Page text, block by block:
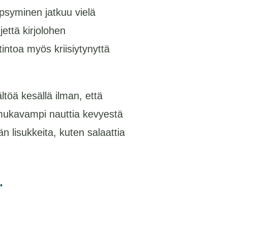
jatkuu vielä
kirjolohen
myös kriisiytynyttä
kesällä ilman, että
nauttia kevyestä
lisukkeita, kuten salaattia